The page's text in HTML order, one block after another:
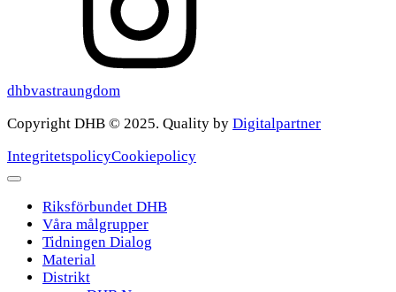
dhbvastraungdom
Copyright DHB © 2025. Quality by Digitalpartner
IntegritetspolicyCookiepolicy
Riksförbundet DHB
Våra målgrupper
Tidningen Dialog
Material
Distrikt